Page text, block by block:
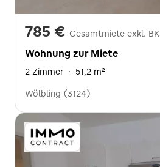
785 € Gesamtmiete exkl. BK
Wohnung zur Miete
2 Zimmer · 51,2 m²
Wölbling (3124)